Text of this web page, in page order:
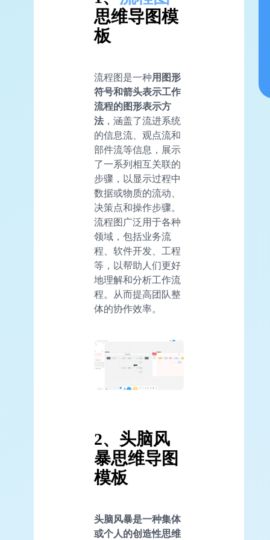
思维导图模
板
流程图是一种用图形
符号和箭头表示工作
流程的图形表示方
法 ，涵盖了流进系统
的信息流、观点流和
部件流等信息，展示
了一系列相互关联的
步骤，以显示过程中
数据或物质的流动、
决策点和操作步骤。
流程图广泛用于各种
领域，包括业务流
程、软件开发、工程
等，以帮助人们更好
地理解和分析工作流
程。从而提高团队整
体的协作效率。
2、头脑风
暴思维导图
模板
头脑风暴是一种集体
或个人的创造性思维